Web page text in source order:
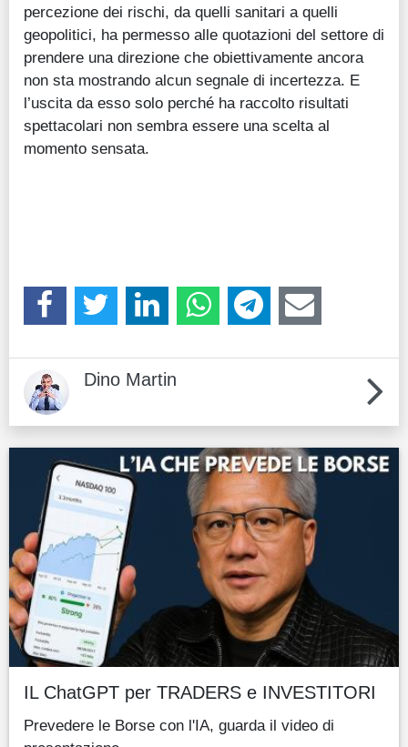
percezione dei rischi, da quelli sanitari a quelli
geopolitici, ha permesso alle quotazioni del settore di
prendere una direzione che obiettivamente ancora
non sta mostrando alcun segnale di incertezza. E
l’uscita da esso solo perché ha raccolto risultati
spettacolari non sembra essere una scelta al
momento sensata.
Dino Martin
IL ChatGPT per TRADERS e INVESTITORI
Prevedere le Borse con l'IA, guarda il video di